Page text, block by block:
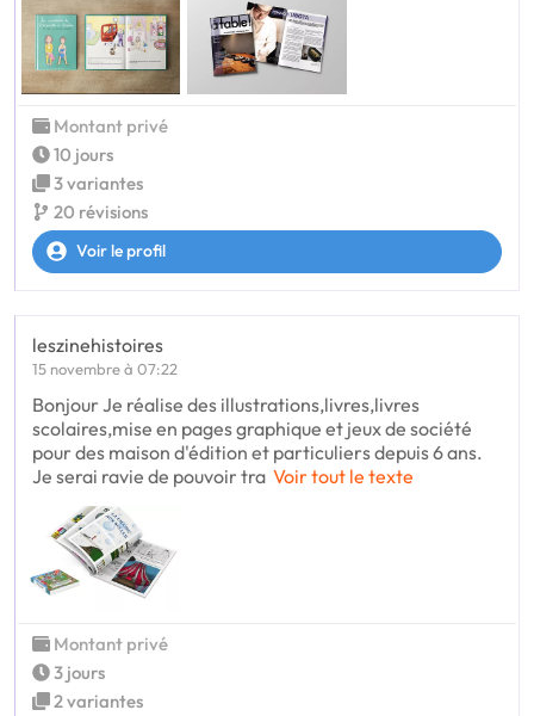
Montant privé
10 jours
3 variantes
20 révisions
Voir le profil
leszinehistoires
15 novembre à 07:22
Bonjour Je réalise des illustrations,livres,livres
scolaires,mise en pages graphique et jeux de société
pour des maison d'édition et particuliers depuis 6 ans.
Je serai ravie de pouvoir tra Voir tout le texte
Montant privé
3 jours
2 variantes